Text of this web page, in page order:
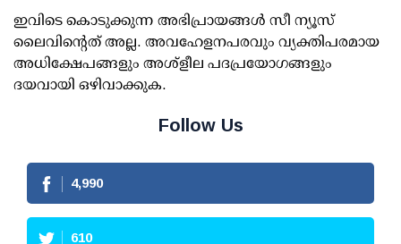
ഇവിടെ കൊടുക്കുന്ന അഭിപ്രായങ്ങള്‍ സീ ന്യൂസ്
ലൈവിന്റെത് അല്ല. അവഹേളനപരവും വ്യക്തിപരമായ
അധിക്ഷേപങ്ങളും അശ്‌ളീല പദപ്രയോഗങ്ങളും
ദയവായി ഒഴിവാക്കുക.
Follow Us
4,990
610